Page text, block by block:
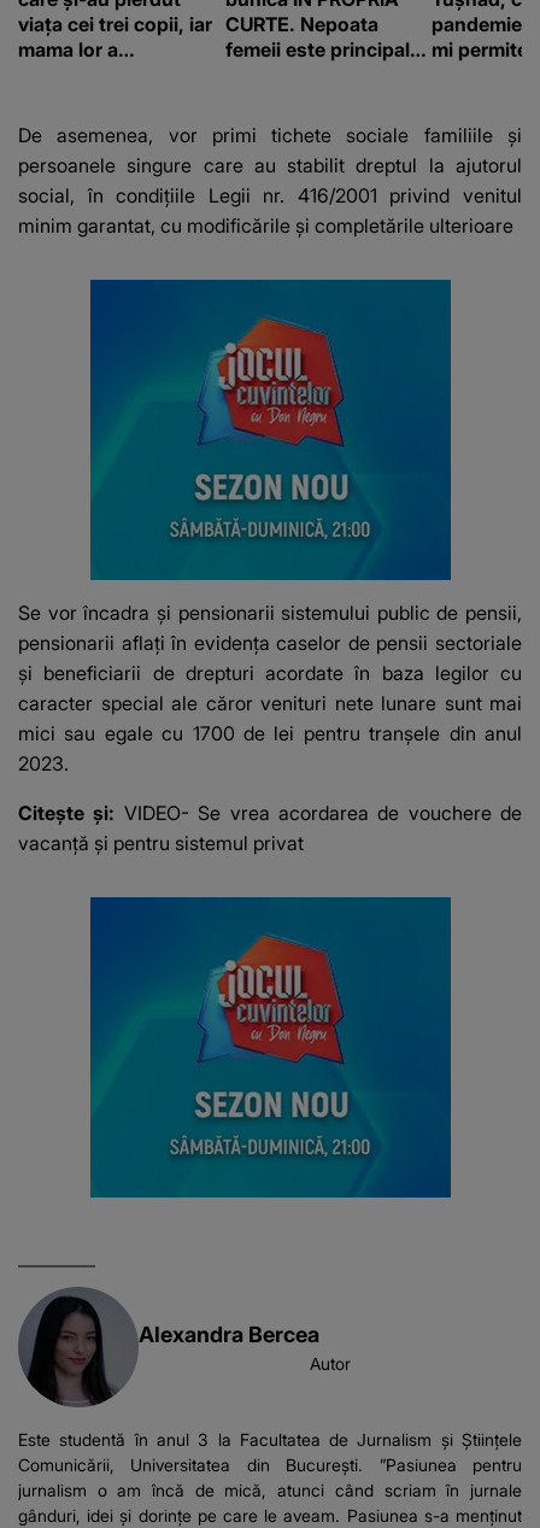
viața cei trei copii, iar
mama lor a…
CURTE. Nepoata
femeii este principalul
DESCOPERIT DE
localnicii
pandemie:
mi permite
De asemenea, vor primi tichete sociale familiile și
persoanele singure care au stabilit dreptul la ajutorul
social, în condițiile Legii nr. 416/2001 privind venitul
minim garantat, cu modificările și completările ulterioare
Se vor încadra și pensionarii sistemului public de pensii,
pensionarii aflați în evidența caselor de pensii sectoriale
și beneficiarii de drepturi acordate în baza legilor cu
caracter special ale căror venituri nete lunare sunt mai
mici sau egale cu 1700 de lei pentru tranșele din anul
2023.
Citește și: VIDEO- Se vrea acordarea de vouchere de
vacanță și pentru sistemul privat
Alexandra Bercea
Autor
Este studentă în anul 3 la Facultatea de Jurnalism și Științele
Comunicării, Universitatea din București. ”Pasiunea pentru
jurnalism o am încă de mică, atunci când scriam în jurnale
gânduri, idei și dorințe pe care le aveam. Pasiunea s-a menținut